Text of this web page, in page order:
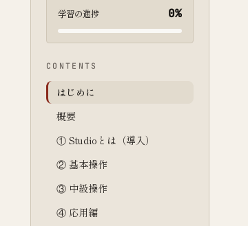
学習の進捗 0%
CONTENTS
はじめに
概要
① Studioとは（導入）
② 基本操作
③ 中級操作
④ 応用編